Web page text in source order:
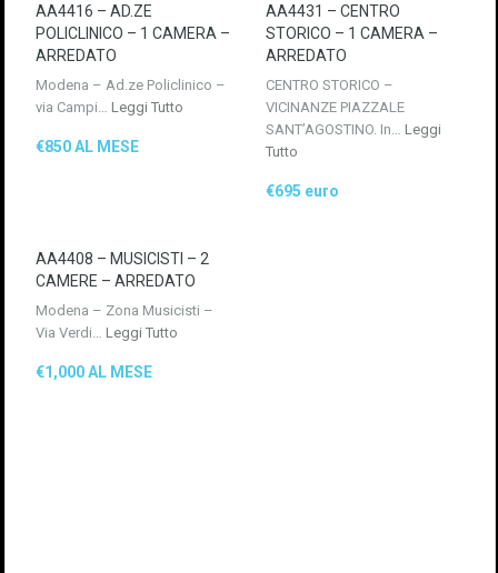
AA4416 – AD.ZE
POLICLINICO – 1 CAMERA –
ARREDATO
Modena – Ad.ze Policlinico –
via Campi… Leggi Tutto
€850 AL MESE
AA4431 – CENTRO
STORICO – 1 CAMERA –
ARREDATO
CENTRO STORICO –
VICINANZE PIAZZALE
SANT’AGOSTINO. In… Leggi
Tutto
€695 euro
AA4408 – MUSICISTI – 2
CAMERE – ARREDATO
Modena – Zona Musicisti –
Via Verdi… Leggi Tutto
€1,000 AL MESE